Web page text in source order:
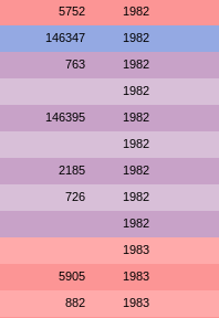
5752 1982
146347 1982
763 1982
1982
146395 1982
1982
2185 1982
726 1982
1982
1983
5905 1983
882 1983